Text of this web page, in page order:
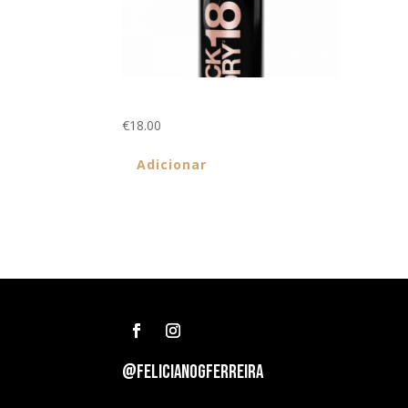
€18.00
Adicionar
@felicianogferreira